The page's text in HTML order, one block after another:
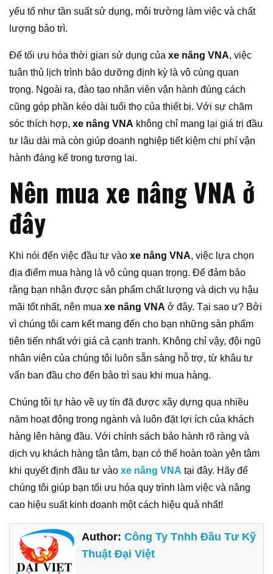
yếu tố như tần suất sử dụng, môi trường làm việc và chất
lượng bảo trì.
Để tối ưu hóa thời gian sử dụng của xe nâng VNA, việc
tuân thủ lịch trình bảo dưỡng định kỳ là vô cùng quan
trọng. Ngoài ra, đào tạo nhân viên vận hành đúng cách
cũng góp phần kéo dài tuổi thọ của thiết bị. Với sự chăm
sóc thích hợp, xe nâng VNA không chỉ mang lại giá trị đầu
tư lâu dài mà còn giúp doanh nghiệp tiết kiệm chi phí vận
hành đáng kể trong tương lai.
Nên mua xe nâng VNA ở
đây
Khi nói đến việc đầu tư vào xe nâng VNA, việc lựa chọn
địa điểm mua hàng là vô cùng quan trọng. Để đảm bảo
rằng bạn nhận được sản phẩm chất lượng và dịch vụ hậu
mãi tốt nhất, nên mua xe nâng VNA ở đây. Tại sao ư? Bởi
vì chúng tôi cam kết mang đến cho bạn những sản phẩm
tiên tiến nhất với giá cả cạnh tranh. Không chỉ vậy, đội ngũ
nhân viên của chúng tôi luôn sẵn sàng hỗ trợ, từ khâu tư
vấn ban đầu cho đến bảo trì sau khi mua hàng.
Chúng tôi tự hào về uy tín đã được xây dựng qua nhiều
năm hoạt động trong ngành và luôn đặt lợi ích của khách
hàng lên hàng đầu. Với chính sách bảo hành rõ ràng và
dịch vụ khách hàng tận tâm, bạn có thể hoàn toàn yên tâm
khi quyết định đầu tư vào xe nâng VNA tại đây. Hãy để
chúng tôi giúp bạn tối ưu hóa quy trình làm việc và nâng
cao hiệu suất kinh doanh một cách hiệu quả nhất!
Author:Công Ty Tnhh Đầu Tư Kỹ
Thuật Đại Việt